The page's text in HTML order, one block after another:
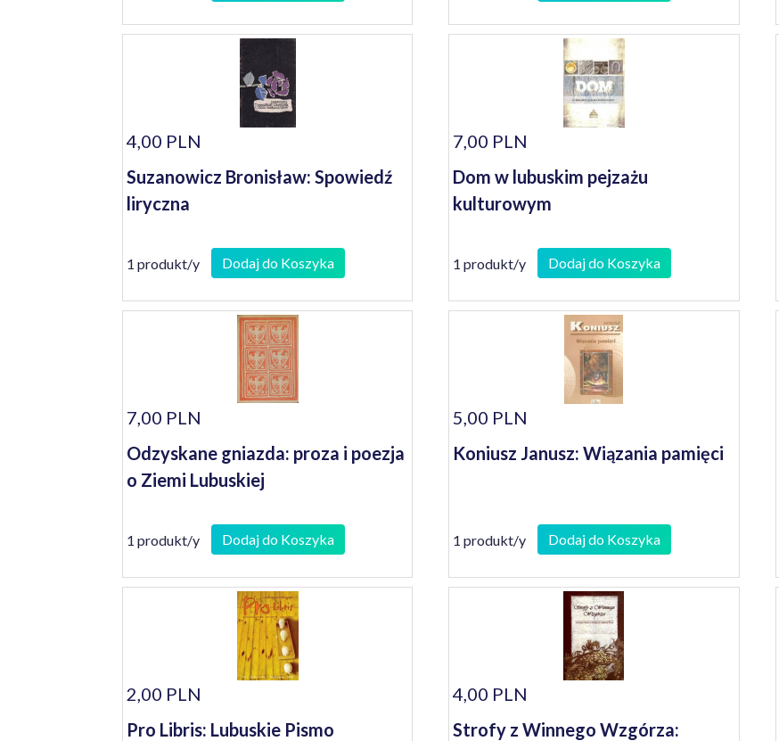
4,00 PLN
Suzanowicz Bronisław: Spowiedź
liryczna
1 produkt/y Dodaj do Koszyka
7,00 PLN
Dom w lubuskim pejzażu
kulturowym
1 produkt/y Dodaj do Koszyka
7,00 PLN
Odzyskane gniazda: proza i poezja
o Ziemi Lubuskiej
1 produkt/y Dodaj do Koszyka
5,00 PLN
Koniusz Janusz: Wiązania pamięci
1 produkt/y Dodaj do Koszyka
2,00 PLN
Pro Libris: Lubuskie Pismo
4,00 PLN
Strofy z Winnego Wzgórza: